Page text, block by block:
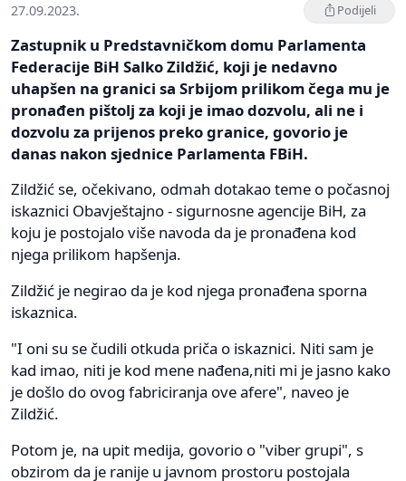
27.09.2023. Podijeli
Zastupnik u Predstavničkom domu Parlamenta
Federacije BiH Salko Zildžić, koji je nedavno
uhapšen na granici sa Srbijom prilikom čega mu je
pronađen pištolj za koji je imao dozvolu, ali ne i
dozvolu za prijenos preko granice, govorio je
danas nakon sjednice Parlamenta FBiH.
Zildžić se, očekivano, odmah dotakao teme o počasnoj
iskaznici Obavještajno - sigurnosne agencije BiH, za
koju je postojalo više navoda da je pronađena kod
njega prilikom hapšenja.
Zildžić je negirao da je kod njega pronađena sporna
iskaznica.
"I oni su se čudili otkuda priča o iskaznici. Niti sam je
kad imao, niti je kod mene nađena,niti mi je jasno kako
je došlo do ovog fabriciranja ove afere", naveo je
Zildžić.
Potom je, na upit medija, govorio o "viber grupi", s
obzirom da je ranije u javnom prostoru postojala